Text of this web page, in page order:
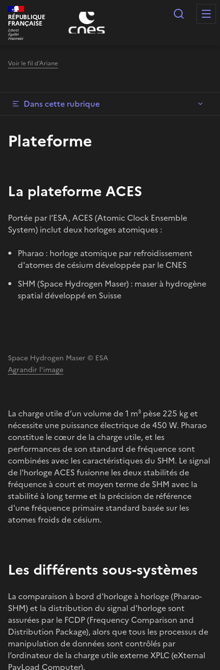
Panneau de gestion des cookies
RÉPUBLIQUE
FRANÇAISE
Voir le fil d'Ariane
Dans cette rubrique
Plateforme
La plateforme ACES
Portée par l’ESA, ACES (Atomic Clock Ensemble
System) inclut deux horloges atomiques :
Pharao : horloge atomique par refroidissement
d'atomes de césium développée par le CNES
SHM (Space Hydrogen Maser) : maser à hydrogène
spatial développé en Suisse
Space Hydrogen Maser © ESA
Agrandir l'image
La charge utile d’un volume de 1 m³ pèse 225 kg et
nécessite une puissance électrique de 450 W. Pharao
constitue le cœur de la charge utile, et les
performances de son standard de fréquencesont
combinées avec les caractéristiques du SHM. Le signal
de l'horloge ACES fusionne les deux stabilités de
fréquence à court et moyen terme de SHM avec la
stabilité à long terme et la précision de référence
d'une fréquence primaire standard basée sur les
atomes froids de césium.
Les différents sous-systèmes
La comparaison à bord d'horloge à horloge (Pharao-
SHM) et la distribution du signal d'horloge sont
assurées par le FCDP (Frequency Comparison and
Distribution Package), alors que tous les processus de
manipulation de données sont contrôlés par
l’ordinateur de la charge utile externe XPLC (eXternal
PayLoad Computer).